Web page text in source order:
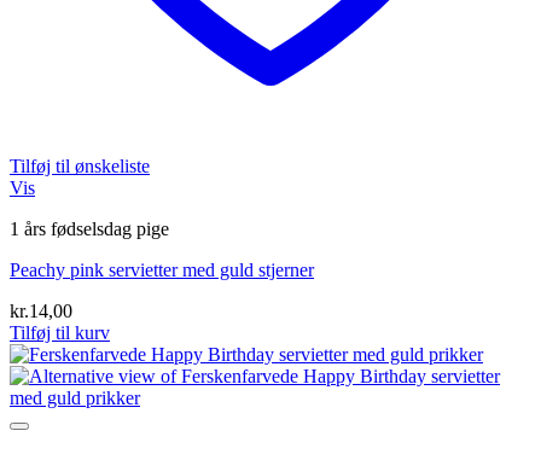
Tilføj til ønskeliste
Vis
1 års fødselsdag pige
Peachy pink servietter med guld stjerner
kr.14,00
Tilføj til kurv